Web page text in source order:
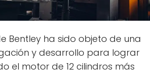
Bentley ha sido objeto de una
y desarrollo para lograr
el motor de 12 cilindros más